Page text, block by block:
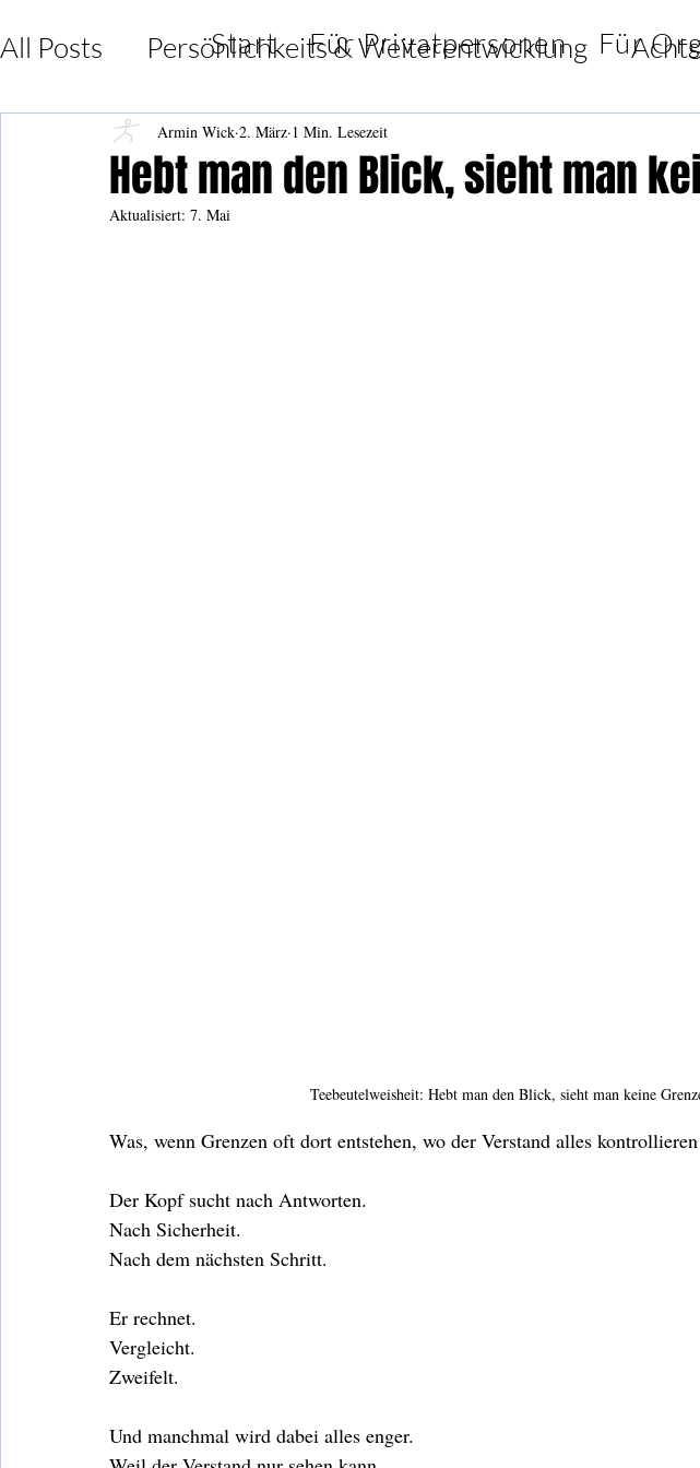
Start Für Privatpersonen Für
All Posts Persönlichkeits & Weiterentwicklung
Lebensfreude & Dankbarkeit
Hebt man den Blick, sieht man
Armin Wick 2. März 1 Min. Lesezeit
Aktualisiert: 7. Mai
Teebeutelweisheit: Hebt man den Blick, sieht man keine
Was, wenn Grenzen oft dort entstehen, wo der Verstand alles
Der Kopf sucht nach Antworten.
Nach Sicherheit.
Nach dem nächsten Schritt.
Er rechnet.
Vergleicht.
Zweifelt.
Und manchmal wird dabei alles enger.